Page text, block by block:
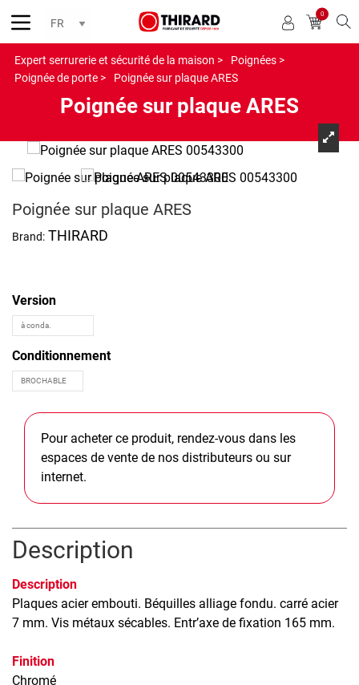
0
Expert serrurerie et sécurité de la maison >
Poignées >
Poignée de porte >
Poignée sur plaque ARES
Poignée sur plaque ARES
Poignée sur plaque ARES
Brand: THIRARD
Version
Conditionnement
Pour acheter ce produit, rendez-vous dans les
espaces de vente de nos distributeurs ou sur
internet.
Description
Description
Plaques acier embouti. Béquilles alliage fondu. carré acier
7 mm. Vis métaux sécables. Entr’axe de fixation 165 mm.
Finition
Chromé